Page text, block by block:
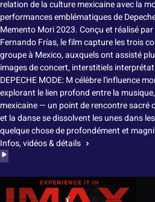
relation de la culture mexicaine avec la
performances emblématiques de
Memento Mori 2023. Conçu et réalisé
Fernando Frías, le film capture les trois
groupe à Mexico, auxquels ont assisté
images de concert, interstitiels
DEPECHE MODE: M célèbre l'influence
explorant le lien profond entre la
mexicaine — un point de rencontre sacré
et la danse se dissolvent les unes dans
quelque chose de profondément et
Infos, vidéos & détails